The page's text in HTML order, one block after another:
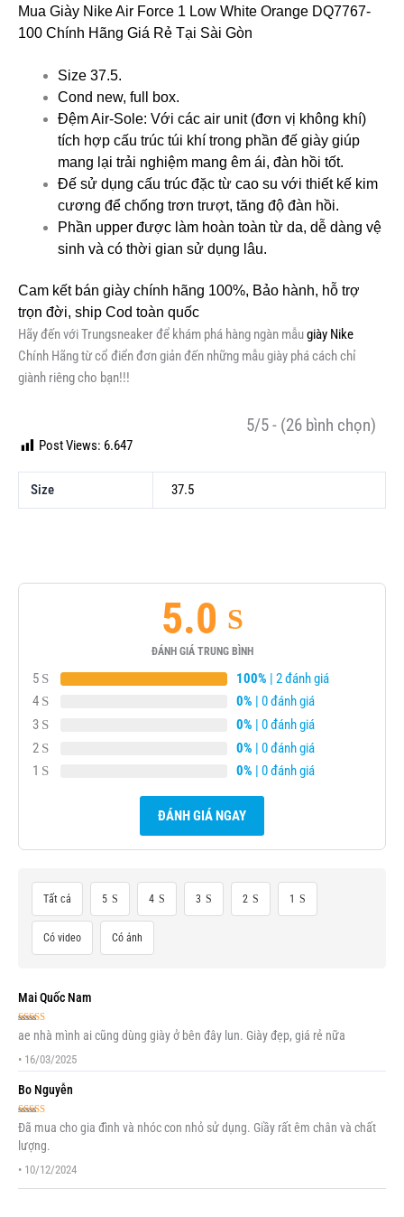
Mua Giày Nike Air Force 1 Low White Orange DQ7767-
100 Chính Hãng Giá Rẻ Tại Sài Gòn
Size 37.5.
Cond new, full box.
Đệm Air-Sole: Với các air unit (đơn vị không khí)
tích hợp cấu trúc túi khí trong phần đế giày giúp
mang lại trải nghiệm mang êm ái, đàn hồi tốt.
Đế sử dụng cấu trúc đặc từ cao su với thiết kế kim
cương để chống trơn trượt, tăng độ đàn hồi.
Phần upper được làm hoàn toàn từ da, dễ dàng vệ
sinh và có thời gian sử dụng lâu.
Cam kết bán giày chính hãng 100%, Bảo hành, hỗ trợ
trọn đời, ship Cod toàn quốc
Hãy đến với Trungsneaker để khám phá hàng ngàn mẫugiày Nike
Chính Hãng từ cổ điển đơn giản đến những mẫu giày phá cách chỉ
giành riêng cho bạn!!!
5/5 - (26 bình chọn)
Post Views: 6.647
Size 37.5
5.0
ĐÁNH GIÁ TRUNG BÌNH
5 100% | 2 đánh giá
4
0% | 0 đánh giá
3
0% | 0 đánh giá
2
0% | 0 đánh giá
1
0% | 0 đánh giá
ĐÁNH GIÁ NGAY
Tất cả 5 4 3 2 1
Có video Có ảnh
Mai Quốc Nam
Được xếp
hạng55 sao
ae nhà mình ai cũng dùng giày ở bên đây lun. Giày đẹp, giá rẻ nữa
• 16/03/2025
Bo Nguyễn
Được xếp
hạng55 sao
Đã mua cho gia đình và nhóc con nhỏ sử dụng. Giầy rất êm chân và chất
lượng.
• 10/12/2024